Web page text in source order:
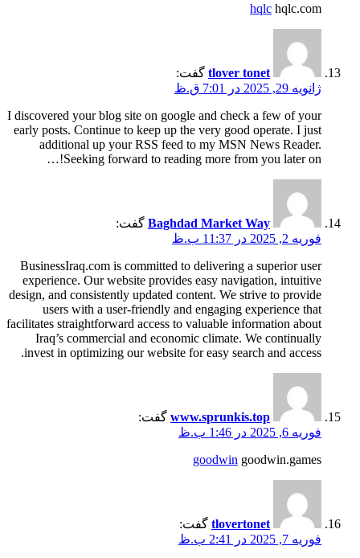
hqlc hqlc.com
tlover tonet گفت:
ژانویه 29, 2025 در 7:01 ق.ظ
I discovered your blog site on google and check a few of your
early posts. Continue to keep up the very good operate. I just
additional up your RSS feed to my MSN News Reader.
Seeking forward to reading more from you later on!…
Baghdad Market Way گفت:
فوریه 2, 2025 در 11:37 ب.ظ
BusinessIraq.com is committed to delivering a superior user
experience. Our website provides easy navigation, intuitive
design, and consistently updated content. We strive to provide
users with a user-friendly and engaging experience that
facilitates straightforward access to valuable information about
Iraq’s commercial and economic climate. We continually
invest in optimizing our website for easy search and access.
www.sprunkis.top گفت:
فوریه 6, 2025 در 1:46 ب.ظ
goodwin goodwin.games
tlovertonet گفت:
فوریه 7, 2025 در 2:41 ب.ظ